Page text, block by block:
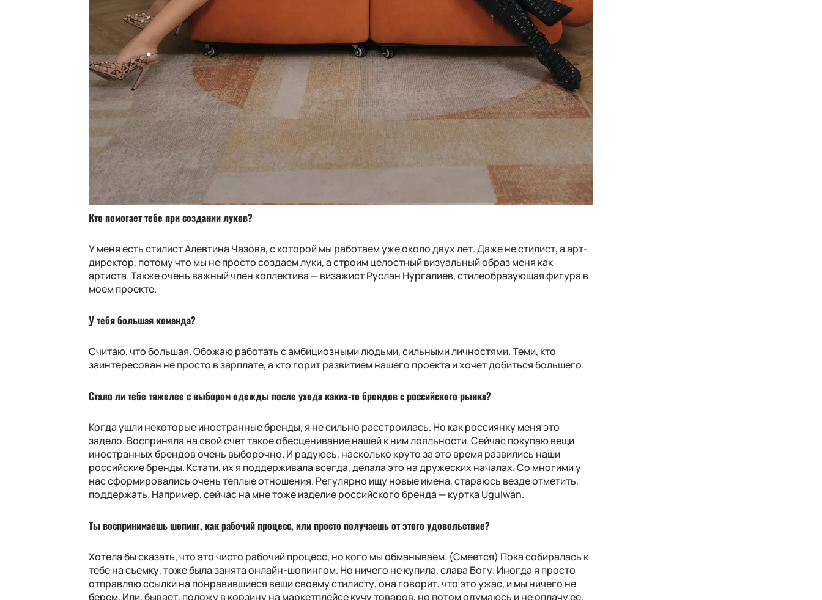
Кто помогает тебе при создании луков?
У меня есть стилист Алевтина Чазова, с которой мы работаем уже около двух лет. Даже не стилист, а арт-
директор, потому что мы не просто создаем луки, а строим целостный визуальный образ меня как
артиста. Также очень важный член коллектива — визажист Руслан Нургалиев, стилеобразующая фигура в
моем проекте.
У тебя большая команда?
Считаю, что большая. Обожаю работать с амбициозными людьми, сильными личностями. Теми, кто
заинтересован не просто в зарплате, а кто горит развитием нашего проекта и хочет добиться большего.
Стало ли тебе тяжелее с выбором одежды после ухода каких-то брендов с российского рынка?
Когда ушли некоторые иностранные бренды, я не сильно расстроилась. Но как россиянку меня это
задело. Восприняла на свой счет такое обесценивание нашей к ним лояльности. Сейчас покупаю вещи
иностранных брендов очень выборочно. И радуюсь, насколько круто за это время развились наши
российские бренды. Кстати, их я поддерживала всегда, делала это на дружеских началах. Со многими у
нас сформировались очень теплые отношения. Регулярно ищу новые имена, стараюсь везде отметить,
поддержать. Например, сейчас на мне тоже изделие российского бренда — куртка Ugulwan.
Ты воспринимаешь шопинг, как рабочий процесс, или просто получаешь от этого удовольствие?
Хотела бы сказать, что это чисто рабочий процесс, но кого мы обманываем. (Смеется) Пока собиралась к
тебе на съемку, тоже была занята онлайн-шопингом. Но ничего не купила, слава Богу. Иногда я просто
отправляю ссылки на понравившиеся вещи своему стилисту, она говорит, что это ужас, и мы ничего не
берем. Или, бывает, положу в корзину на маркетплейсе кучу товаров, но потом одумаюсь и не оплачу ее.